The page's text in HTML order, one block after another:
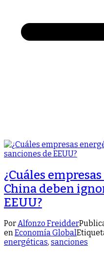
¿Cuáles
China deben
EEUU?
PorAlfonzo Freidder
enEconomía Global
energéticas, sanciones